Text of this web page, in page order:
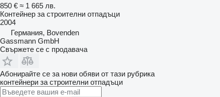
850 € ≈ 1 665 лв.
Контейнер за строителни отпадъци
2004
Германия, Bovenden
Gassmann GmbH
Свържете се с продавача
Абонирайте се за нови обяви от тази рубрика
контейнери за строителни отпадъци